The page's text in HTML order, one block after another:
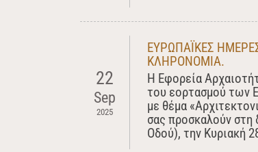
22
Sep
2025
ΕΥΡΩΠΑΪΚΕΣ
ΚΛΗΡΟΝΟΜΙΑ.
Η Εφορεία
του εορτασμού των
με θέμα
σας προσκαλούν στη
Οδού), την Κυριακή